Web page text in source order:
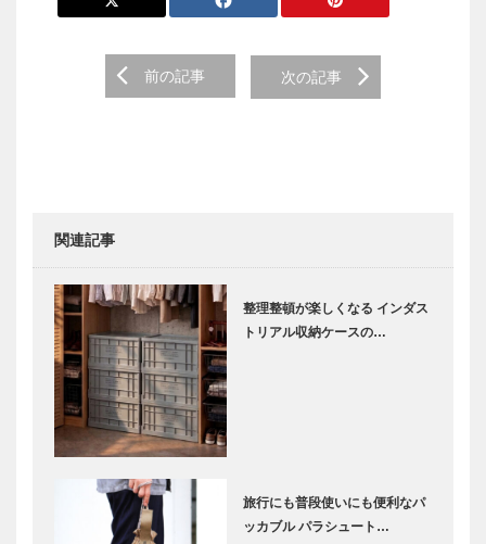
前の記事 次の記事
関連記事
整理整頓が楽しくなる インダス
トリアル収納ケースの…
旅行にも普段使いにも便利なパ
ッカブル パラシュート…